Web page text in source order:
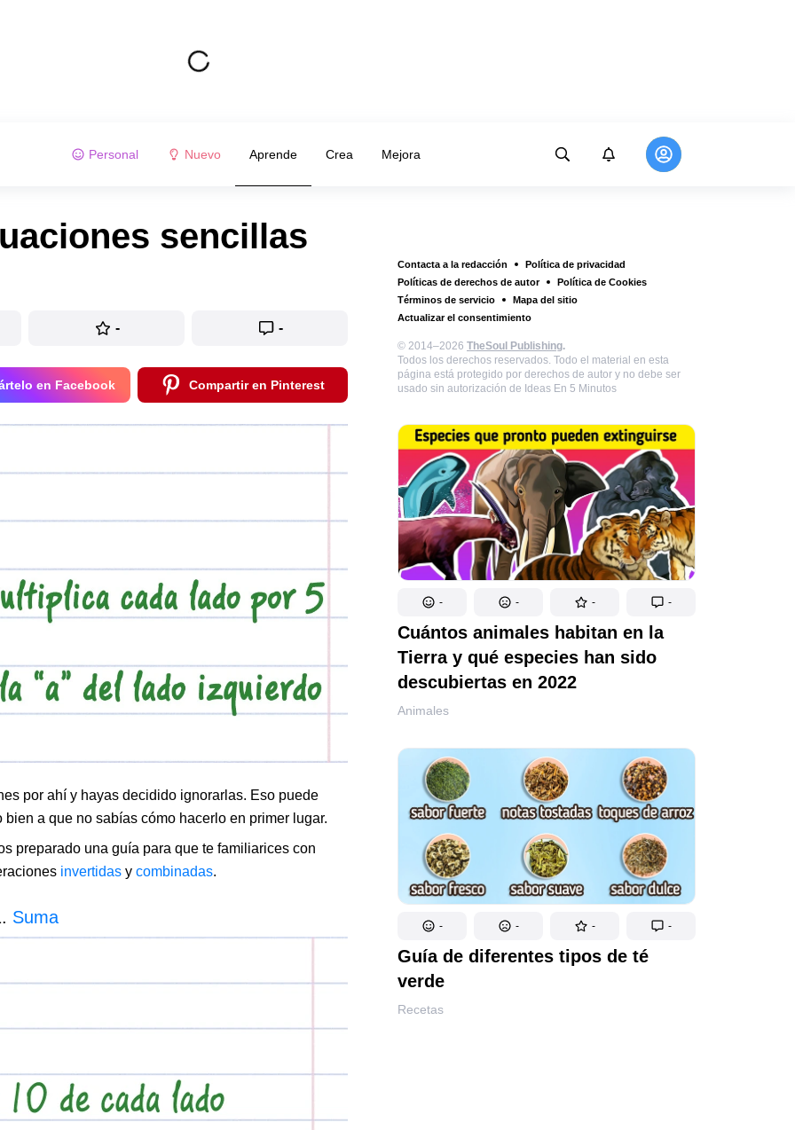
Personal Nuevo Aprende Crea Mejora
Contacta a la redacción
Política de privacidad
Políticas de derechos de autor
Política de Cookies
Términos de servicio
Mapa del sitio
Actualizar el consentimiento
© 2014–2026 TheSoul Publishing.
Todos los derechos reservados. Todo el material en esta
página está protegido por derechos de autor y no debe ser
usado sin autorización de Ideas En 5 Minutos
- - - -
Cuántos animales habitan en la
Tierra y qué especies han sido
descubiertas en 2022
Animales
- - - -
Guía de diferentes tipos de té
verde
Recetas
sencillas
- -
en Facebook Compartir en Pinterest
por ahí y hayas decidido ignorarlas. Eso puede
a que no sabías cómo hacerlo en primer lugar.
preparado una guía para que te familiarices con
invertidas y combinadas.
Suma